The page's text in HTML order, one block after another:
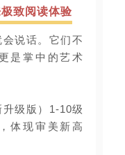
致阅读体验
说话。它们不
是掌中的艺术
级版） 1-10级
，体现审美新高